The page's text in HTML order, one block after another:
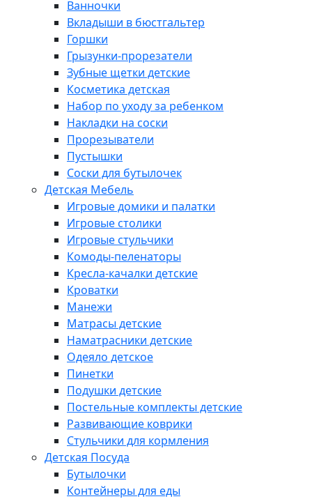
Ванночки
Вкладыши в бюстгальтер
Горшки
Грызунки-прорезатели
Зубные щетки детские
Косметика детская
Набор по уходу за ребенком
Накладки на соски
Прорезыватели
Пустышки
Соски для бутылочек
Детская Мебель
Игровые домики и палатки
Игровые столики
Игровые стульчики
Комоды-пеленаторы
Кресла-качалки детские
Кроватки
Манежи
Матрасы детские
Наматрасники детские
Одеяло детское
Пинетки
Подушки детские
Постельные комплекты детские
Развивающие коврики
Стульчики для кормления
Детская Посуда
Бутылочки
Контейнеры для еды